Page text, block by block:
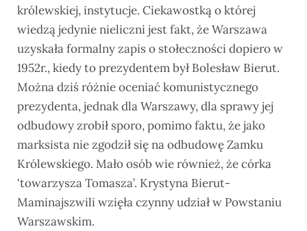
królewskiej, instytucje. Ciekawostką o której
wiedzą jedynie nieliczni jest fakt, że Warszawa
uzyskała formalny zapis o stołeczności dopiero w
1952r., kiedy to prezydentem był Bolesław Bierut.
Można dziś różnie oceniać komunistycznego
prezydenta, jednak dla Warszawy, dla sprawy jej
odbudowy zrobił sporo, pomimo faktu, że jako
marksista nie zgodził się na odbudowę Zamku
Królewskiego. Mało osób wie również, że córka
'towarzysza Tomasza’. Krystyna Bierut-
Maminajszwili wzięła czynny udział w Powstaniu
Warszawskim.